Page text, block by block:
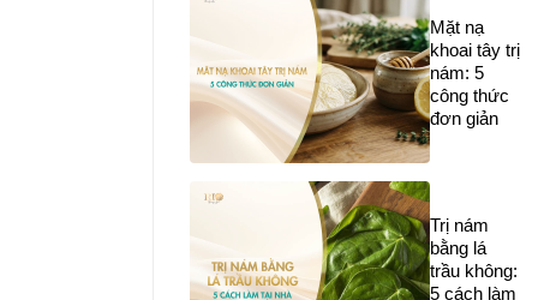
Mặt nạ
khoai tây trị
nám: 5
công thức
đơn giản
Trị nám
bằng lá
trầu không:
5 cách làm